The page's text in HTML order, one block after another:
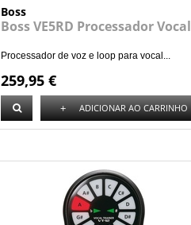
Boss
Boss VE5RD Processador Vocal
Processador de voz e loop para vocal...
259,95 €
+ ADICIONAR AO CARRINHO